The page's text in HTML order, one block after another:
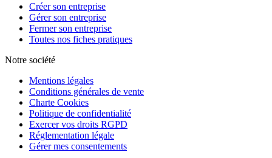
Créer son entreprise
Gérer son entreprise
Fermer son entreprise
Toutes nos fiches pratiques
Notre société
Mentions légales
Conditions générales de vente
Charte Cookies
Politique de confidentialité
Exercer vos droits RGPD
Réglementation légale
Gérer mes consentements